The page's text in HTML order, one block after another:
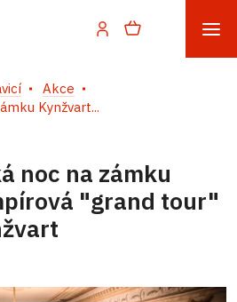
Akce
Kynžvart...
noc na zámku
"grand tour"